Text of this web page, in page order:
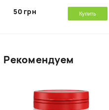
50 грн Купить
Рекомендуем